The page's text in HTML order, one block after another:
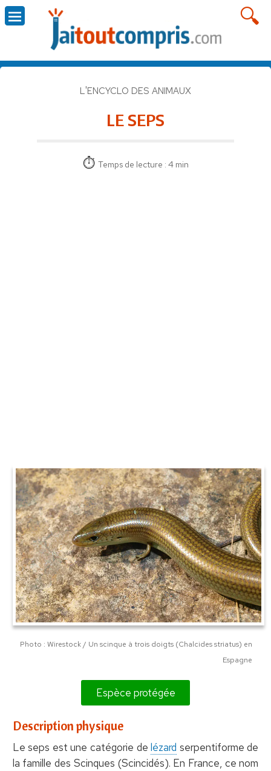
L'ENCYCLO DES ANIMAUX
LE SEPS
Temps de lecture : 4 min
Photo : Wirestock / Un scinque à trois doigts (Chalcides striatus) en
Espagne
Espèce protégée
Description physique
Le seps est une catégorie delézard serpentiforme de
la famille des Scinques (Scincidés). En France, ce nom